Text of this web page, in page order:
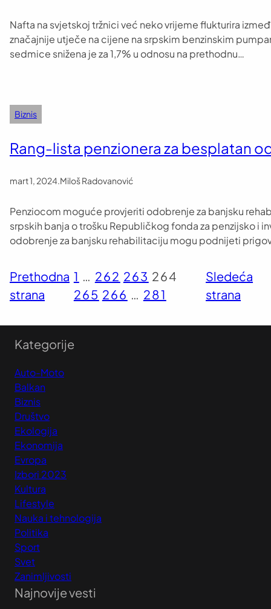
Nafta na svjetskoj tržnici već neko vrijeme flukturira
značajnije utječe na cijene na srpskim benzinskim
sedmice snižena je za 1,7% u odnosu na prethodnu…
Biznis
Rang-lista penzionera za besplatan
mart 1, 2024.Miloš Radovanović
Penziocom moguće provjeriti odobrenje za banjsku
srpskih banja o trošku Republičkog fonda za penzijsko i
odobrenje za banjsku rehabilitaciju mogu podnijeti
Prethodna
strana
1 … 262 263 264
265 266 … 281
Sledeća
strana
Kategorije
Auto-Moto
Balkan
Biznis
Društvo
Ekologija
Ekonomija
Evropa
Izbori 2023
Kultura
Lifestyle
Nauka i tehnologija
Politika
Sport
Svet
Zanimljivosti
Najnovije vesti